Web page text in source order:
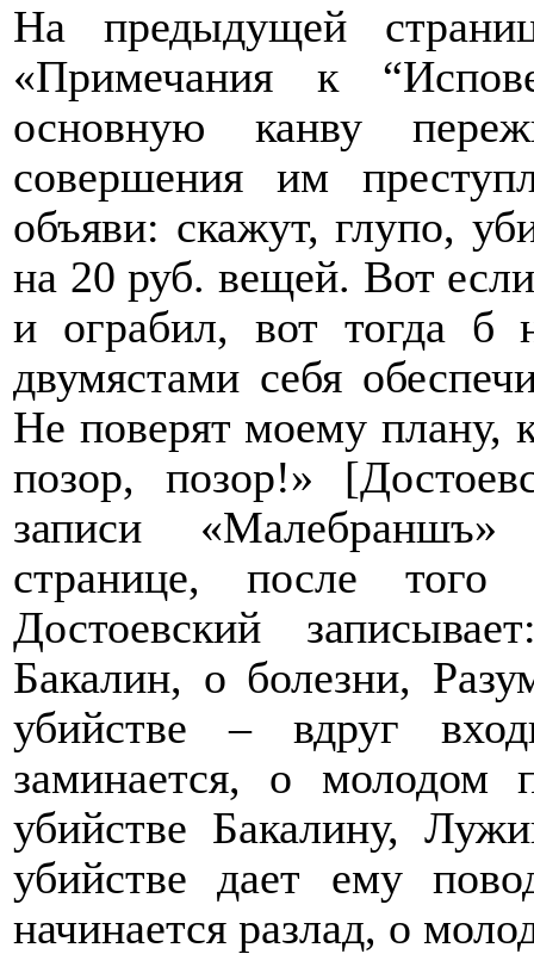
На предыдущей
«Примечания к
основную канву
совершения им
объяви: скажут, глупо,
на 20 руб. вещей. Вот
и ограбил, вот тогда б
двумястами себя
Не поверят моему плану,
позор, позор!»
записи «
странице, после
Достоевский
Бакалин, о болезни,
убийстве – вдруг
заминается, о молодом
убийстве Бакалину,
убийстве дает ему
начинается разлад, о